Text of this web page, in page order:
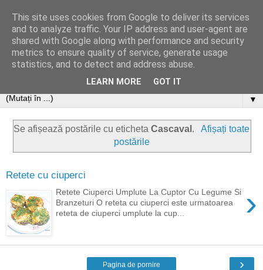
▼
Se afișează postările cu etichetaCascaval .
Afișați toate
postările
Retete cu ciuperci
›
Retete Ciuperci Umplute La Cuptor Cu Legume Si
Branzeturi O reteta cu ciuperci este urmatoarea
reteta de ciuperci umplute la cup...
›
Pagina de pornire
This site uses cookies from Google to deliver its services
and to analyze traffic. Your IP address and user-agent are
shared with Google along with performance and security
metrics to ensure quality of service, generate usage
statistics, and to detect and address abuse.
LEARN MORE GOT IT